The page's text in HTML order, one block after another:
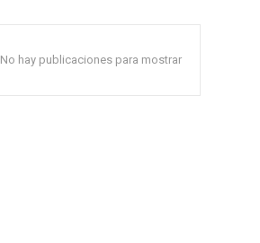
No hay publicaciones para mostrar